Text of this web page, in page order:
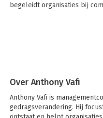
begeleidt organisaties bij
Over Anthony Vafi
Anthony Vafi is
gedragsverandering. Hij